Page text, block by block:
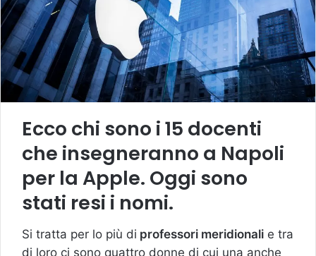
Ecco chi sono i 15 docenti
che insegneranno a Napoli
per la Apple. Oggi sono
stati resi i nomi.
Si tratta per lo più di professori meridionali e tra
di loro ci sono quattro donne di cui una anche